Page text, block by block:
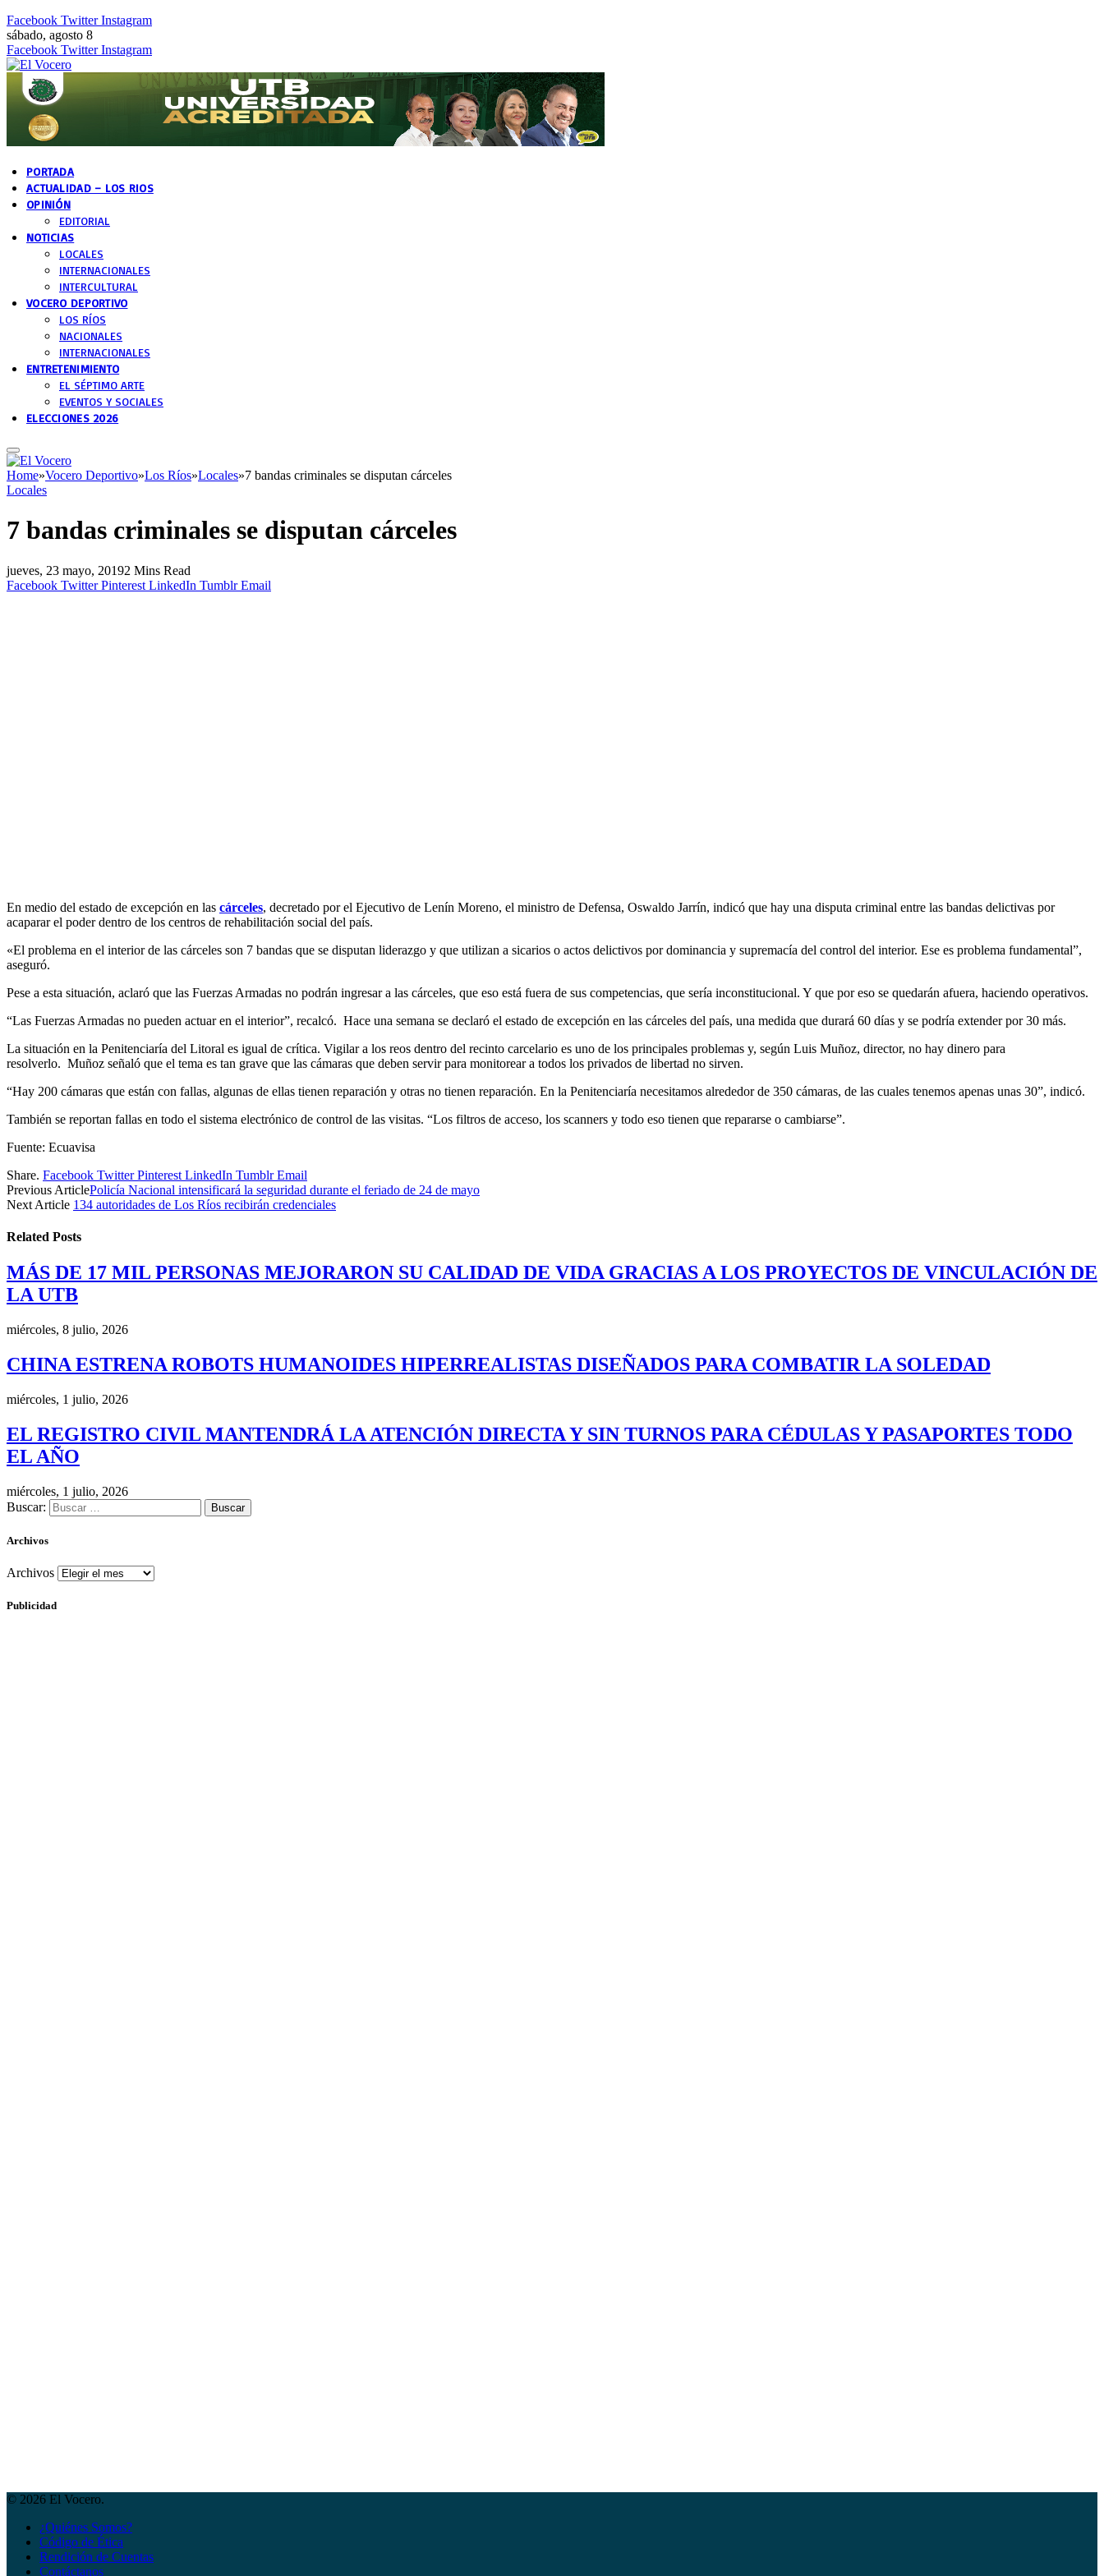
Facebook Twitter Instagram
sábado, agosto 8
Facebook Twitter Instagram
PORTADA
ACTUALIDAD – LOS RIOS
OPINIÓN
EDITORIAL
NOTICIAS
LOCALES
INTERNACIONALES
INTERCULTURAL
VOCERO DEPORTIVO
LOS RÍOS
NACIONALES
INTERNACIONALES
ENTRETENIMIENTO
EL SÉPTIMO ARTE
EVENTOS Y SOCIALES
ELECCIONES 2026
Home»Vocero Deportivo»Los Ríos»Locales»7 bandas criminales se disputan cárceles
Locales
7 bandas criminales se disputan cárceles
jueves, 23 mayo, 20192 Mins Read
Facebook Twitter Pinterest LinkedIn Tumblr Email
En medio del estado de excepción en las cárceles, decretado por el Ejecutivo de Lenín Moreno, el ministro de Defensa, Oswaldo Jarrín, indicó que hay una disputa criminal entre las bandas delictivas por
acaparar el poder dentro de los centros de rehabilitación social del país.
«El problema en el interior de las cárceles son 7 bandas que se disputan liderazgo y que utilizan a sicarios o actos delictivos por dominancia y supremacía del control del interior. Ese es problema fundamental”,
aseguró.
Pese a esta situación, aclaró que las Fuerzas Armadas no podrán ingresar a las cárceles, que eso está fuera de sus competencias, que sería inconstitucional. Y que por eso se quedarán afuera, haciendo operativos.
“Las Fuerzas Armadas no pueden actuar en el interior”, recalcó. Hace una semana se declaró el estado de excepción en las cárceles del país, una medida que durará 60 días y se podría extender por 30 más.
La situación en la Penitenciaría del Litoral es igual de crítica. Vigilar a los reos dentro del recinto carcelario es uno de los principales problemas y, según Luis Muñoz, director, no hay dinero para
resolverlo. Muñoz señaló que el tema es tan grave que las cámaras que deben servir para monitorear a todos los privados de libertad no sirven.
“Hay 200 cámaras que están con fallas, algunas de ellas tienen reparación y otras no tienen reparación. En la Penitenciaría necesitamos alrededor de 350 cámaras, de las cuales tenemos apenas unas 30”, indicó.
También se reportan fallas en todo el sistema electrónico de control de las visitas. “Los filtros de acceso, los scanners y todo eso tienen que repararse o cambiarse”.
Fuente: Ecuavisa
Share. Facebook Twitter Pinterest LinkedIn Tumblr Email
Previous ArticlePolicía Nacional intensificará la seguridad durante el feriado de 24 de mayo
Next Article 134 autoridades de Los Ríos recibirán credenciales
Related Posts
MÁS DE 17 MIL PERSONAS MEJORARON SU CALIDAD DE VIDA GRACIAS A LOS PROYECTOS DE VINCULACIÓN DE
LA UTB
miércoles, 8 julio, 2026
CHINA ESTRENA ROBOTS HUMANOIDES HIPERREALISTAS DISEÑADOS PARA COMBATIR LA SOLEDAD
miércoles, 1 julio, 2026
EL REGISTRO CIVIL MANTENDRÁ LA ATENCIÓN DIRECTA Y SIN TURNOS PARA CÉDULAS Y PASAPORTES TODO
EL AÑO
miércoles, 1 julio, 2026
Buscar:
Archivos
Archivos
Publicidad
© 2026 El Vocero.
¿Quiénes Somos?
Código de Ética
Rendición de Cuentas
Contáctanos